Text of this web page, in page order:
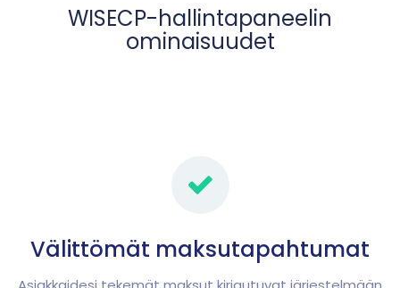
WISECP-hallintapaneelin
ominaisuudet
Välittömät maksutapahtumat